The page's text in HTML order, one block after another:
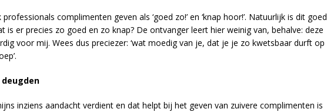
complimenten geven als ‘goed zo!’ en ‘knap hoor!’. Natuurlijk is dit goed
is er precies zo goed en zo knap? De ontvanger leert hier weinig van, behalve: deze
voor mij. Wees dus preciezer: ‘wat moedig van je, dat je je zo kwetsbaar durft op
deugden
inziens aandacht verdient en dat helpt bij het geven van zuivere complimenten is